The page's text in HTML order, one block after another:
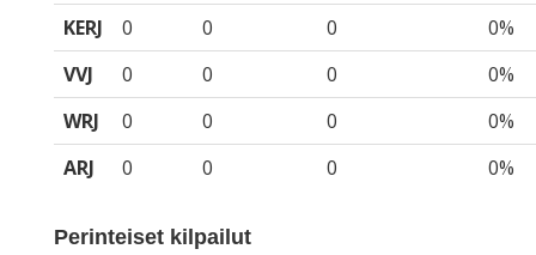
KERJ
0 0 0
0%
VVJ
0 0 0
0%
WRJ
0 0 0
0%
ARJ
0 0 0 0%
Perinteiset kilpailut